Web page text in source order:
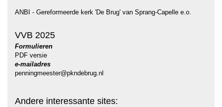
ANBI - Gereformeerde kerk 'De Brug' van Sprang-Capelle e.o.
VVB 2025
Formulieren
PDF versie
e-mailadres
penningmeester@pkndebrug.nl
Andere interessante sites: